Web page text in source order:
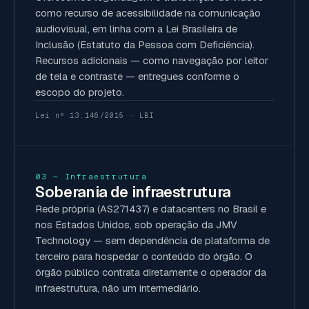
como recurso de acessibilidade na comunicação
audiovisual, em linha com a Lei Brasileira de
Inclusão (Estatuto da Pessoa com Deficiência).
Recursos adicionais — como navegação por leitor
de tela e contraste — entregues conforme o
escopo do projeto.
Lei nº 13.146/2015 · LBI
03 — Infraestrutura
Soberania de infraestrutura
Rede própria (AS271437) e datacenters no Brasil e
nos Estados Unidos, sob operação da JMV
Technology — sem dependência de plataforma de
terceiro para hospedar o conteúdo do órgão. O
órgão público contrata diretamente o operador da
infraestrutura, não um intermediário.